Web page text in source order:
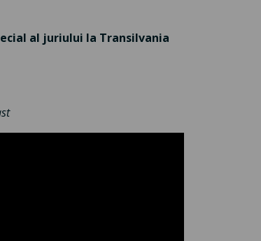
al juriului la Transilvania